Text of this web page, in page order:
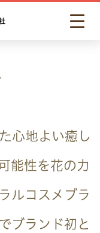
心地よい癒し
能性を花の力
ルコスメブラ
ブランド初と